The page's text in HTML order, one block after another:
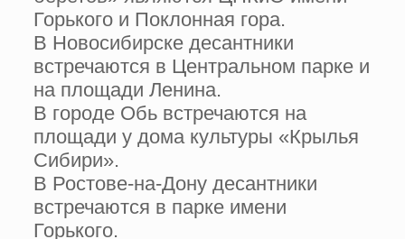
Горького и Поклонная гора.
В Новосибирске десантники
встречаются в Центральном парке и
на площади Ленина.
В городе Обь встречаются на
площади у дома культуры «Крылья
Сибири».
В Ростове-на-Дону десантники
встречаются в парке имени
Горького.